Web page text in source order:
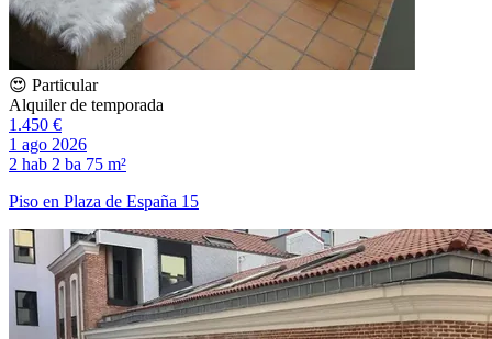
😍 Particular
Alquiler de temporada
1.450 €
1 ago 2026
2 hab 2 ba 75 m²
Piso en Plaza de España 15